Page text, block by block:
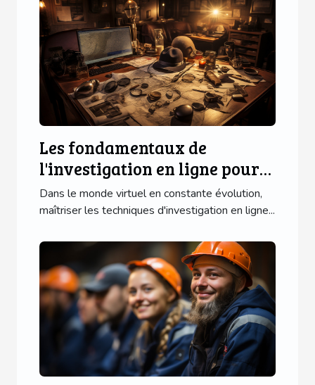
Les fondamentaux de
l'investigation en ligne pour
les débutants
Dans le monde virtuel en constante évolution,
maîtriser les techniques d'investigation en ligne...